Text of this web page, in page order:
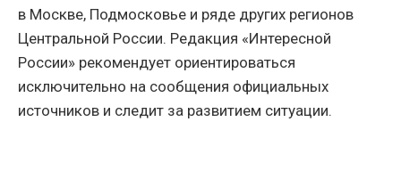
в Москве, Подмосковье и ряде других регионов
Центральной России. Редакция «Интересной
России» рекомендует ориентироваться
исключительно на сообщения официальных
источников и следит за развитием ситуации.